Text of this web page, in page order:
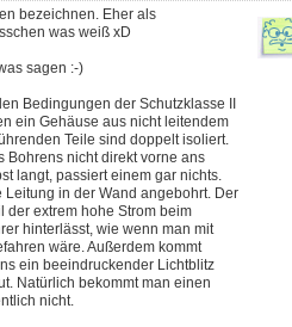
bezeichnen. Eher als
was weiß xD
sagen :-)
Bedingungen der Schutzklasse II
ein Gehäuse aus nicht leitendem
Teile sind doppelt isoliert.
Bohrens nicht direkt vorne ans
langt, passiert einem gar nichts.
Leitung in der Wand angebohrt. Der
der extrem hohe Strom beim
hinterlässt, wie wenn man mit
wäre. Außerdem kommt
ein beeindruckender Lichtblitz
Natürlich bekommt man einen
nicht.